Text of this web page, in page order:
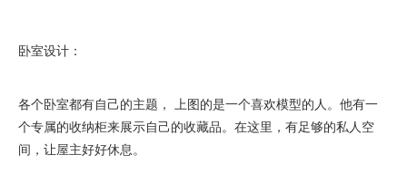
卧室设计：
各个卧室都有自己的主题， 上图的是一个喜欢模型的人。他有一
个专属的收纳柜来展示自己的收藏品。在这里，有足够的私人空
间，让屋主好好休息。